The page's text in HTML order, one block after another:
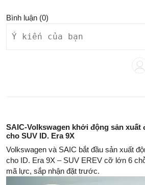
Bình luận (0)
SAIC-Volkswagen khởi động sản xuất
cho SUV ID. Era 9X
Volkswagen và SAIC bắt đầu sản xuất
cho ID. Era 9X – SUV EREV cỡ lớn 6
mã lực, sắp nhận đặt trước.